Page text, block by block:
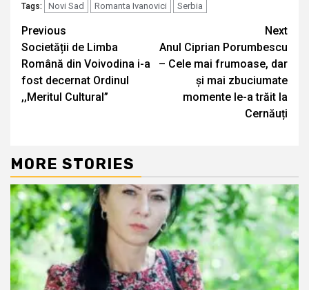
Tags: Novi Sad Romanta Ivanovici Serbia
Continue
Reading
Previous
Societății de Limba
Română din Voivodina i-a
fost decernat Ordinul
,,Meritul Cultural”
Next
Anul Ciprian Porumbescu
– Cele mai frumoase, dar
și mai zbuciumate
momente le-a trăit la
Cernăuți
MORE STORIES